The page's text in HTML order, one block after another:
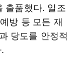
출품했다. 일조
방 등 모든 재
당도를 안정적